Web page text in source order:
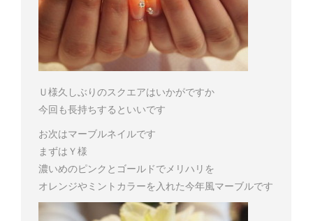
Ｕ様久しぶりのスクエアはいかがですか
今回も長持ちするといいです
お次はマーブルネイルです
まずはＹ様
濃いめのピンクとゴールドでメリハリを
オレンジやミントカラーを入れた今年風マーブルです